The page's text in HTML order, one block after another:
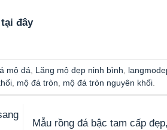
tại đây
mộ đá, Lăng mộ đẹp ninh bình,
, mộ đá tròn, mộ đá tròn nguyên khối.
Mẫu rồng đá bậc tam cấp